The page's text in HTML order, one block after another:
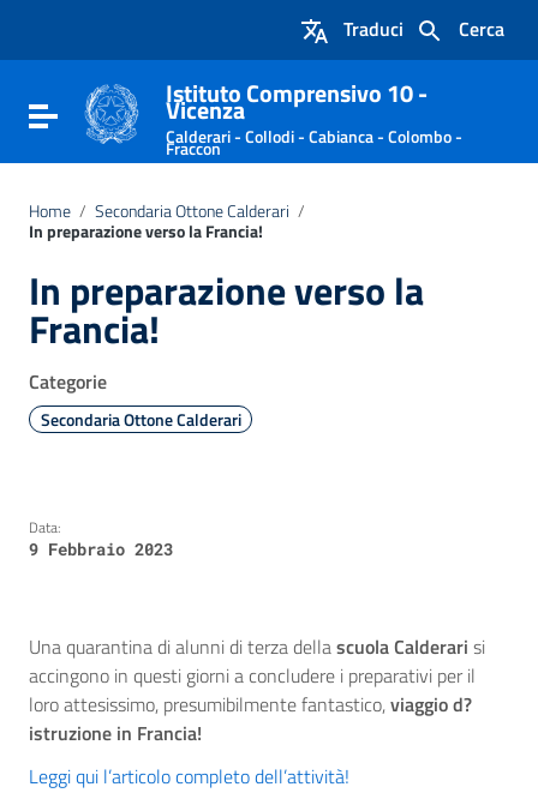
Vai al footer
Cerca
Traduci
Attiva / disattiva la navigazione
Istituto Comprensivo 10 -
Vicenza
Calderari - Collodi - Cabianca - Colombo -
Fraccon
Home / Secondaria Ottone Calderari /
In preparazione verso la Francia!
In preparazione verso la
Francia!
Categorie
Secondaria Ottone Calderari
Data:
9 Febbraio 2023
Una quarantina di alunni di terza dellascuola Calderari si
accingono in questi giorni a concludere i preparativi per il
loro attesissimo, presumibilmente fantastico,viaggio d?
istruzione in Francia!
Leggi qui l’articolo completo dell’attività!